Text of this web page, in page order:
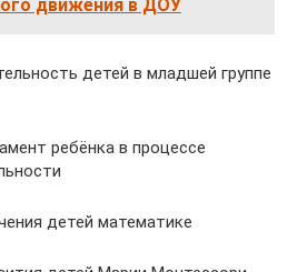
движения в ДОУ
детей в младшей группе
ребёнка в процессе
детей математике